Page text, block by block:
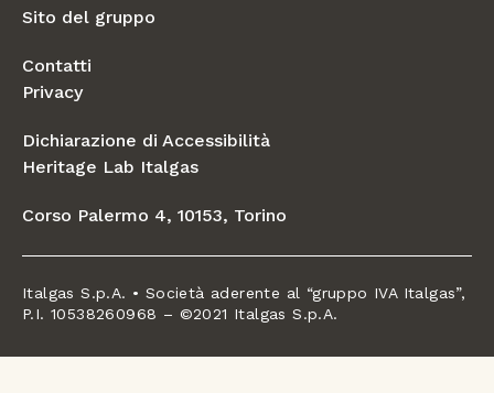
Sito del gruppo
Contatti
Privacy
Dichiarazione di Accessibilità
Heritage Lab Italgas
Corso Palermo 4, 10153, Torino
Italgas S.p.A. • Società aderente al “gruppo IVA Italgas”,
P.I. 10538260968 – ©2021 Italgas S.p.A.